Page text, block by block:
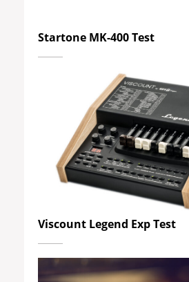
Startone MK-400 Test
Viscount Legend Exp Test